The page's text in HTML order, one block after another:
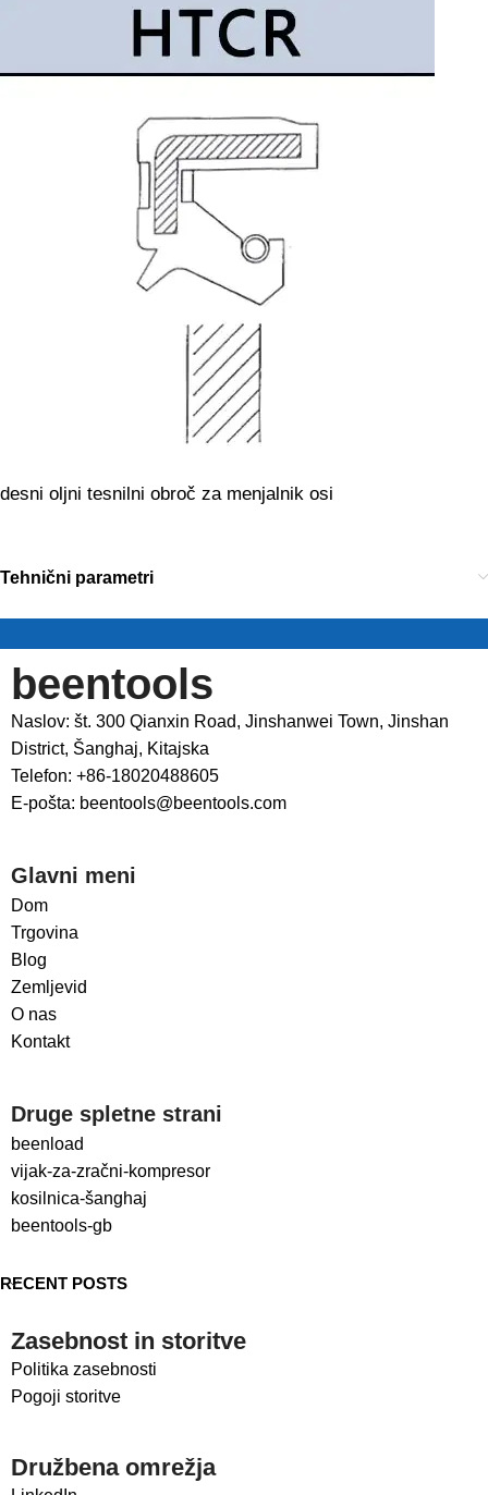
desni oljni tesnilni obroč za menjalnik osi
Tehnični parametri
beentools
Naslov: št. 300 Qianxin Road, Jinshanwei Town, Jinshan
District, Šanghaj, Kitajska
Telefon: +86-18020488605
E-pošta: beentools@beentools.com
Glavni meni
Dom
Trgovina
Blog
Zemljevid
O nas
Kontakt
Druge spletne strani
beenload
vijak-za-zračni-kompresor
kosilnica-šanghaj
beentools-gb
RECENT POSTS
Zasebnost in storitve
Politika zasebnosti
Pogoji storitve
Družbena omrežja